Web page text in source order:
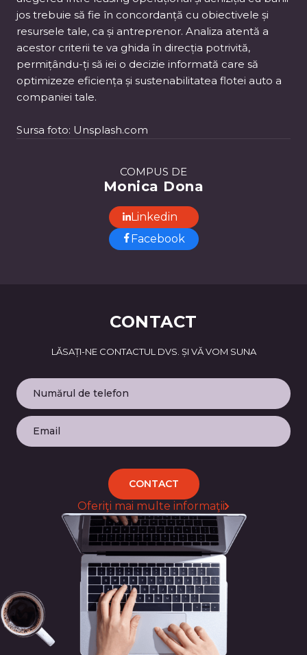
COMPUS DE
Monica Dona
Linkedin
Facebook
jos trebuie să fie în concordanță cu obiectivele și
resursele tale, ca și antreprenor. Analiza atentă a
acestor criterii te va ghida în direcția potrivită,
permițându-ți să iei o decizie informată care să
optimizeze eficiența și sustenabilitatea flotei auto a
companiei tale.
Sursa foto: Unsplash.com
CONTACT
LĂSAȚI-NE CONTACTUL DVS. ȘI VĂ VOM SUNA
Oferiţi mai multe informaţii
CONTACT